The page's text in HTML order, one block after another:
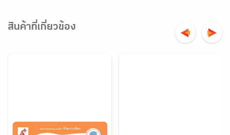
สินค้าที่เกี่ยวข้อง